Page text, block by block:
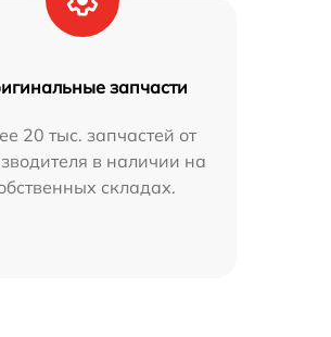
запчасти
20 тыс. запчастей от
в наличии на
складах.